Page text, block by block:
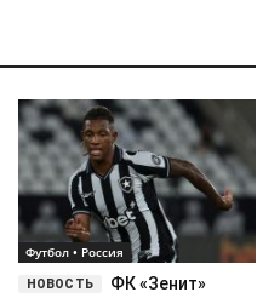
Футбол • Россия
ФК «Зенит»